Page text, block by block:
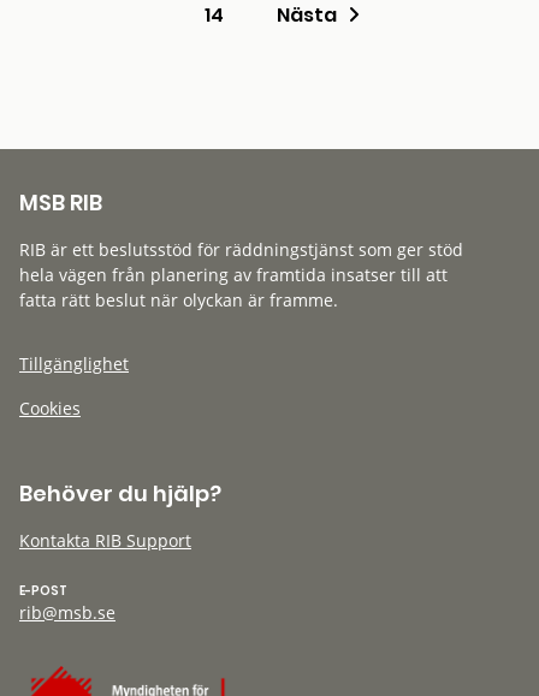
14
Nästa
MSB RIB
RIB är ett beslutsstöd för räddningstjänst som ger stöd
hela vägen från planering av framtida insatser till att
fatta rätt beslut när olyckan är framme.
Tillgänglighet
Cookies
Behöver du hjälp?
Kontakta RIB Support
E-POST
rib@msb.se